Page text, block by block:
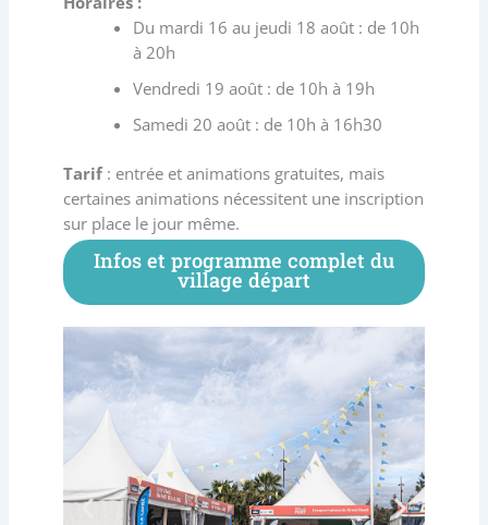
Du mardi 16 au jeudi 18 août : de 10h
à 20h
Vendredi 19 août : de 10h à 19h
Samedi 20 août : de 10h à 16h30
Tarif: entrée et animations gratuites, mais
certaines animations nécessitent une inscription
sur place le jour même.
Infos et programme complet du
village départ